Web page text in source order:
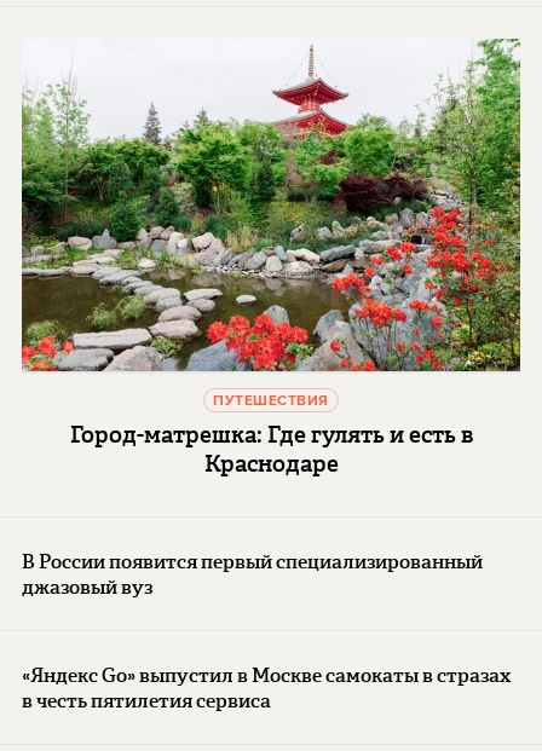
ПУТЕШЕСТВИЯ
Город-матрешка: Где гулять и есть в
Краснодаре
В России появится первый специализированный
джазовый вуз
«Яндекс Go» выпустил в Москве самокаты в стразах
в честь пятилетия сервиса